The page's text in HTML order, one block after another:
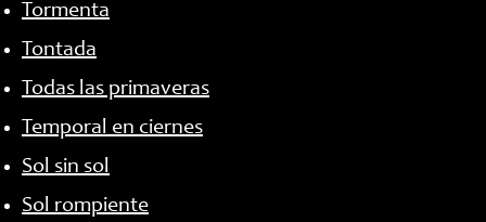
Tormenta
Tontada
Todas las primaveras
Temporal en ciernes
Sol sin sol
Sol rompiente